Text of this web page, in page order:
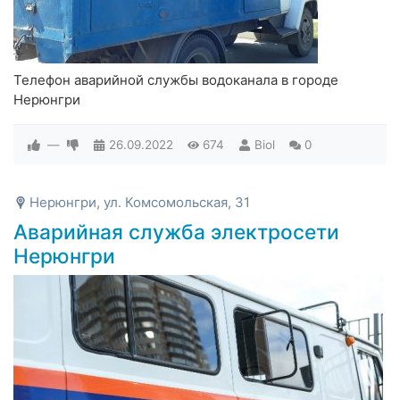
Телефон аварийной службы водоканала в городе
Нерюнгри
— 26.09.2022 674 Biol 0
Нерюнгри, ул. Комсомольская, 31
Аварийная служба электросети
Нерюнгри